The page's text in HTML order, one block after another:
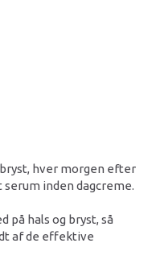
hver morgen efter
serum inden dagcreme.
på hals og bryst, så
af de effektive